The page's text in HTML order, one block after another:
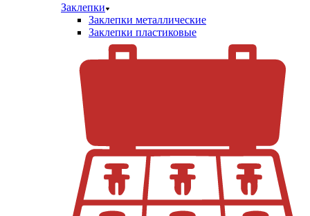
Заклепки
Заклепки металлические
Заклепки пластиковые